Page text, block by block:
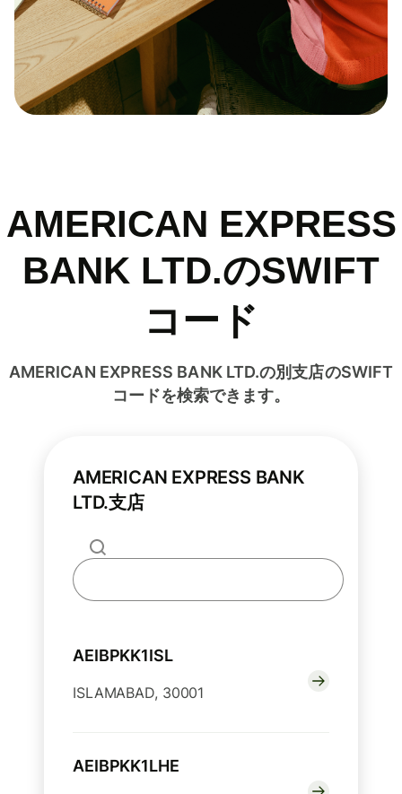
AMERICAN EXPRESS
BANK LTD.のSWIFT
コード
AMERICAN EXPRESS BANK LTD.の別支店のSWIFT
コードを検索できます。
AMERICAN EXPRESS BANK
LTD.支店
AEIBPKK1ISL
ISLAMABAD, 30001
AEIBPKK1LHE